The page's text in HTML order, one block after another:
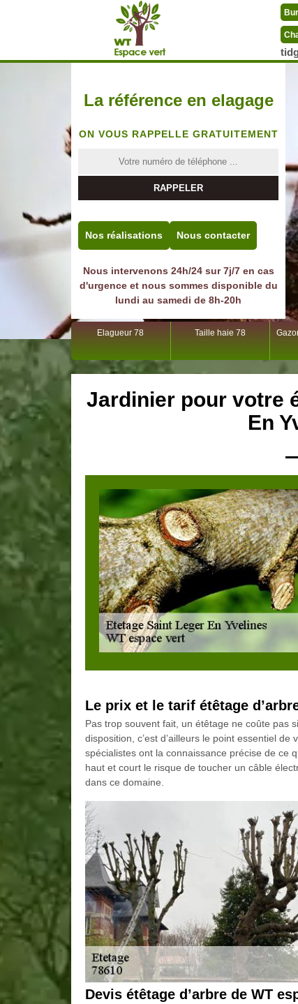
La référence en elagage
ON VOUS RAPPELLE GRATUITEMENT
Nos réalisations Nous contacter
Nous intervenons 24h/24 sur 7j/7 en cas
d'urgence et nous sommes disponible du
lundi au samedi de 8h-20h
Elagueur 78 Taille haie 78
Jardinier pour votre
En
Le prix et le tarif étêtage
Pas trop souvent fait, un étêtage ne coûte pas
disposition, c’est d’ailleurs le point essentiel
spécialistes ont la connaissance précise de ce
haut et court le risque de toucher un câble
dans ce domaine.
Devis étêtage d’arbre de WT